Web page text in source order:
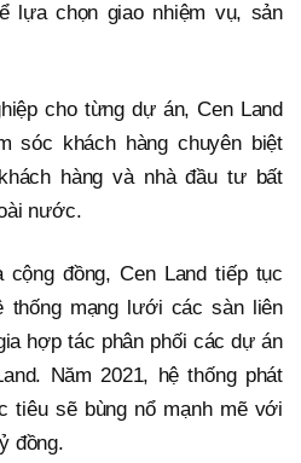
lựa chọn giao nhiệm vụ, sản
cho từng dự án, Cen Land
sóc khách hàng chuyên biệt
hàng và nhà đầu tư bất
nước.
đồng, Cen Land tiếp tục
thống mạng lưới các sàn liên
hợp tác phân phối các dự án
Năm 2021, hệ thống phát
tiêu sẽ bùng nổ mạnh mẽ với
đồng.